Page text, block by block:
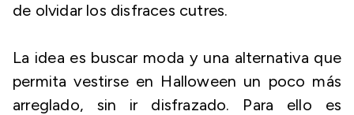
de olvidar los disfraces cutres.
La idea es buscar moda y una alternativa que
permita vestirse en Halloween un poco más
arreglado, sin ir disfrazado. Para ello es